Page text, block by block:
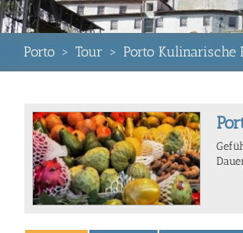
Porto > Tour > Porto Kulinarische